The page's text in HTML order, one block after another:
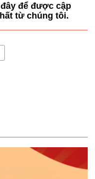
để được cập
từ chúng tôi.